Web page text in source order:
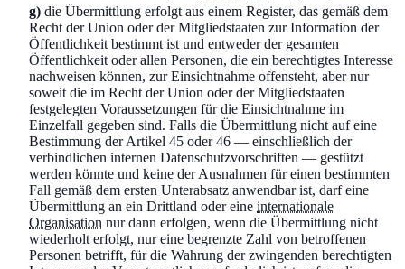
g) die Übermittlung erfolgt aus einem Register, das gemäß dem
Recht der Union oder der Mitgliedstaaten zur Information der
Öffentlichkeit bestimmt ist und entweder der gesamten
Öffentlichkeit oder allen Personen, die ein berechtigtes Interesse
nachweisen können, zur Einsichtnahme offensteht, aber nur
soweit die im Recht der Union oder der Mitgliedstaaten
festgelegten Voraussetzungen für die Einsichtnahme im
Einzelfall gegeben sind. Falls die Übermittlung nicht auf eine
Bestimmung der Artikel 45 oder 46 — einschließlich der
verbindlichen internen Datenschutzvorschriften — gestützt
werden könnte und keine der Ausnahmen für einen bestimmten
Fall gemäß dem ersten Unterabsatz anwendbar ist, darf eine
Übermittlung an ein Drittland oder eine internationale
Organisation nur dann erfolgen, wenn die Übermittlung nicht
wiederholt erfolgt, nur eine begrenzte Zahl von betroffenen
Personen betrifft, für die Wahrung der zwingenden berechtigten